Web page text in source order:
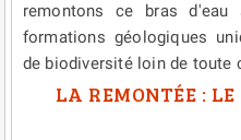
remontons ce bras d'eau
formations géologiques
de biodiversité loin de toute
LA REMONTÉE :